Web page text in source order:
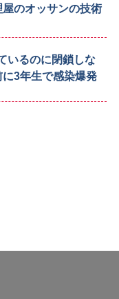
のオッサンの技術
いるのに閉鎖しな
3年生で感染爆発